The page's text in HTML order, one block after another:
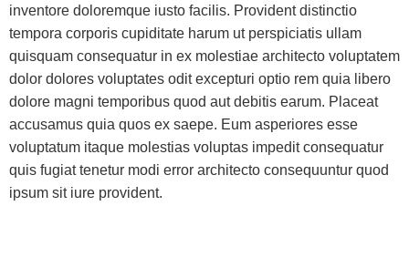
inventore doloremque iusto facilis. Provident distinctio
tempora corporis cupiditate harum ut perspiciatis ullam
quisquam consequatur in ex molestiae architecto voluptatem
dolor dolores voluptates odit excepturi optio rem quia libero
dolore magni temporibus quod aut debitis earum. Placeat
accusamus quia quos ex saepe. Eum asperiores esse
voluptatum itaque molestias voluptas impedit consequatur
quis fugiat tenetur modi error architecto consequuntur quod
ipsum sit iure provident.